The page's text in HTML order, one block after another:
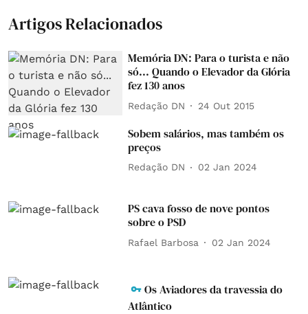
Artigos Relacionados
Memória DN: Para o turista e não
só... Quando o Elevador da Glória
fez 130 anos
Redação DN 24 Out 2015
Sobem salários, mas também os
preços
Redação DN 02 Jan 2024
PS cava fosso de nove pontos
sobre o PSD
Rafael Barbosa 02 Jan 2024
Os Aviadores da travessia do
Atlântico